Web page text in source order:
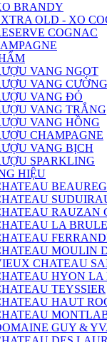
BRANDY
OLD - XO
COGNAC
VANG NGỌT
VANG
VANG ĐỎ
VANG TRẮNG
VANG HỒNG
CHAMPAGNE
VANG BỊCH
SPARKLING
HIỆU
RAUZAN
LA
MOULIN
CHATEAU
HYON LA
TEYSSIER
HAUT
GUY &